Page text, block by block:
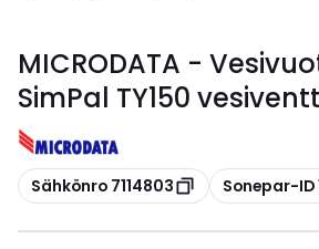
MICRODATA -
SimPal TY150
Kopioi
Sähkönro 7114803 Kopioi
Sonepar-ID